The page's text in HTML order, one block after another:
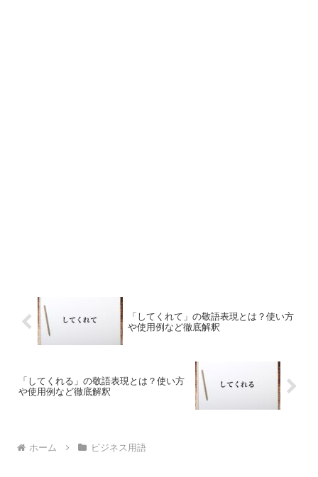
「してくれて」の敬語表現とは？使い方
や使用例など徹底解釈
「してくれる」の敬語表現とは？使い方
や使用例など徹底解釈
ホーム ビジネス用語